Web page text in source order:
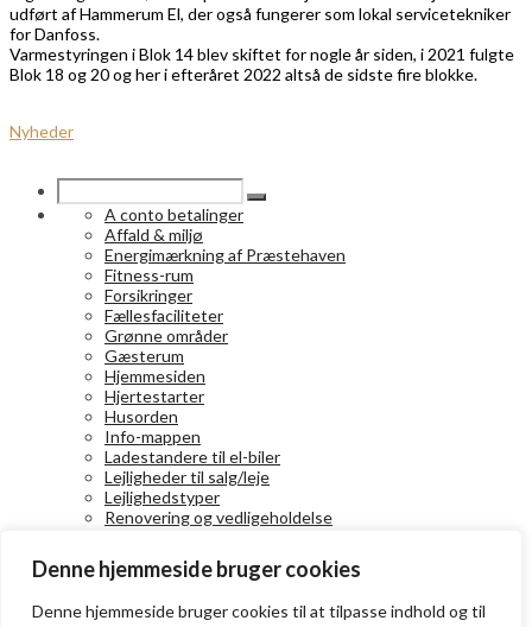
Denne hjemmeside bruger cookies
Denne hjemmeside bruger cookies til at tilpasse indhold og til
udført af Hammerum El, der også fungerer som lokal servicetekniker
for Danfoss.
Varmestyringen i Blok 14 blev skiftet for nogle år siden, i 2021 fulgte
Blok 18 og 20 og her i efteråret 2022 altså de sidste fire blokke.
Nyheder
A conto betalinger
Affald & miljø
Energimærkning af Præstehaven
Fitness-rum
Forsikringer
Fællesfaciliteter
Grønne områder
Gæsterum
Hjemmesiden
Hjertestarter
Husorden
Info-mappen
Ladestandere til el-biler
Lejligheder til salg/leje
Lejlighedstyper
Renovering og vedligeholdelse
Svømmehal
Vedtægter